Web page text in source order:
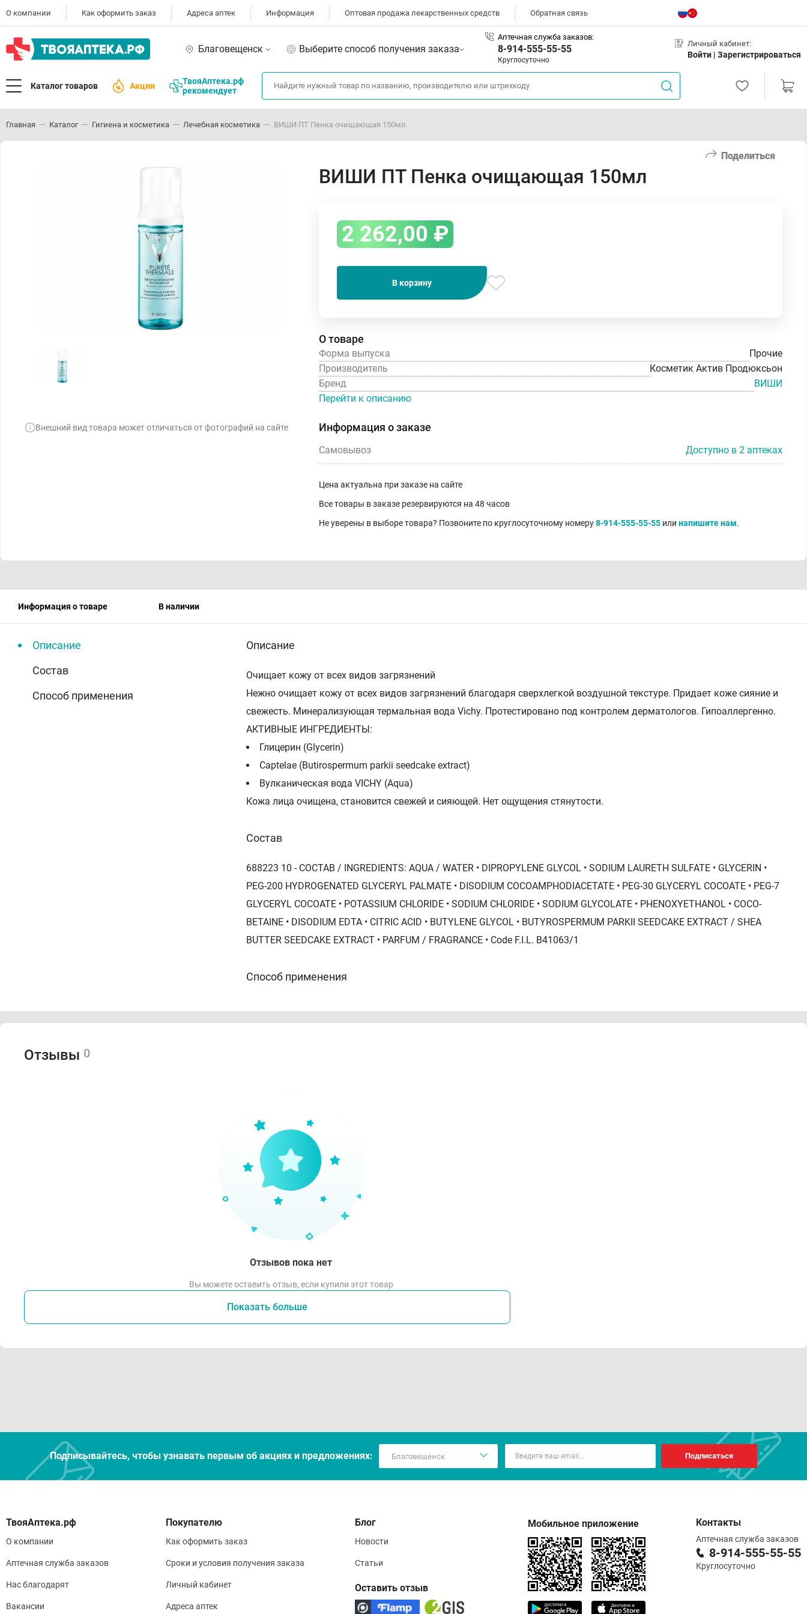
О компании Как оформить заказ Адреса аптек Информация Оптовая продажа лекарственных средств Обратная связь
Благовещенск Выберите способ получения заказа
Аптечная служба заказов:
8-914-555-55-55
Круглосуточно
Личный кабинет:
Войти | Зарегистрироваться
Каталог товаров Акции
ТвояАптека.рф
рекомендует
Главная Каталог Гигиена и косметика Лечебная косметика ВИШИ ПТ Пенка очищающая 150мл
Поделиться
Внешний вид товара может отличаться от фотографий на сайте
ВИШИ ПТ Пенка очищающая 150мл
2 262,00 ₽
В корзину
О товаре
Форма выпуска
Прочие
Производитель
Косметик Актив Продюксьон
Бренд
ВИШИ
Перейти к описанию
Информация о заказе
Самовывоз Доступно в 2 аптеках
Цена актуальна при заказе на сайте
Все товары в заказе резервируются на 48 часов
Не уверены в выборе товара? Позвоните по круглосуточному номеру8-914-555-55-55 или напишите нам.
Информация о товаре В наличии
Описание
Состав
Способ применения
Описание
Очищает кожу от всех видов загрязнений
Нежно очищает кожу от всех видов загрязнений благодаря сверхлегкой воздушной текстуре. Придает коже сияние и
свежесть. Минерализующая термальная вода Vichy. Протестировано под контролем дерматологов. Гипоаллергенно.
АКТИВНЫЕ ИНГРЕДИЕНТЫ:
Глицерин (Glycerin)
Captelae (Butirospermum parkii seedcake extract)
Вулканическая вода VICHY (Aqua)
Кожа лица очищена, становится свежей и сияющей. Нет ощущения стянутости.
Состав
688223 10 - СОСТАВ / INGREDIENTS: AQUA / WATER • DIPROPYLENE GLYCOL • SODIUM LAURETH SULFATE • GLYCERIN •
PEG-200 HYDROGENATED GLYCERYL PALMATE • DISODIUM COCOAMPHODIACETATE • PEG-30 GLYCERYL COCOATE • PEG-7
GLYCERYL COCOATE • POTASSIUM CHLORIDE • SODIUM CHLORIDE • SODIUM GLYCOLATE • PHENOXYETHANOL • COCO-
BETAINE • DISODIUM EDTA • CITRIC ACID • BUTYLENE GLYCOL • BUTYROSPERMUM PARKII SEEDCAKE EXTRACT / SHEA
BUTTER SEEDCAKE EXTRACT • PARFUM / FRAGRANCE • Code F.I.L. B41063/1
Способ применения
водой.
Отзывы 0
Отзывов пока нет
Вы можете оставить отзыв, если купили этот товар
Показать больше
Подписывайтесь, чтобы узнавать первым об акцияx и предложениях: Подписаться
О компании
Аптечная служба заказов
Нас благодарят
Вакансии
Покупателю
Как оформить заказ
Сроки и условия получения заказа
Личный кабинет
Адреса аптек
Блог
Новости
Статьи
Оставить отзыв
Мобильное приложение Контакты
Аптечная служба заказов
8-914-555-55-55
Круглосуточно